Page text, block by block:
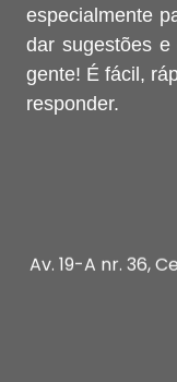
especialmente
dar sugestões e
gente! É fácil,
responder.
Av. 19-A nr. 36,